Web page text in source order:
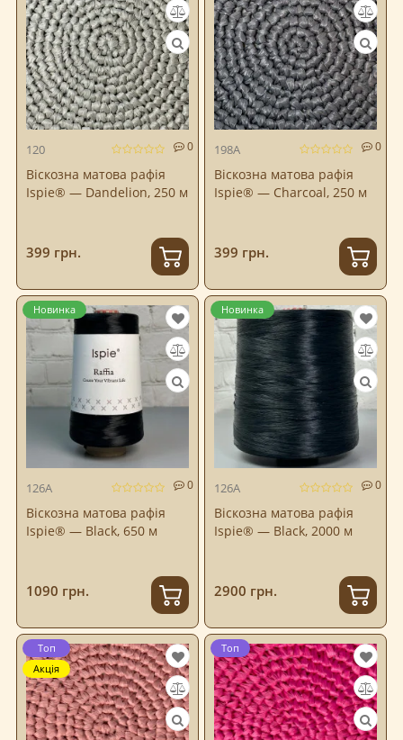
120 0
Віскозна матова рафія
Ispie® — Dandelion, 250 м
399 грн.
198A 0
Віскозна матова рафія
Ispie® — Charcoal, 250 м
399 грн.
126A 0
Віскозна матова рафія
Ispie® — Black, 650 м
Новинка
1090 грн.
126A 0
Віскозна матова рафія
Ispie® — Black, 2000 м
Новинка
2900 грн.
Топ
Акція
Топ